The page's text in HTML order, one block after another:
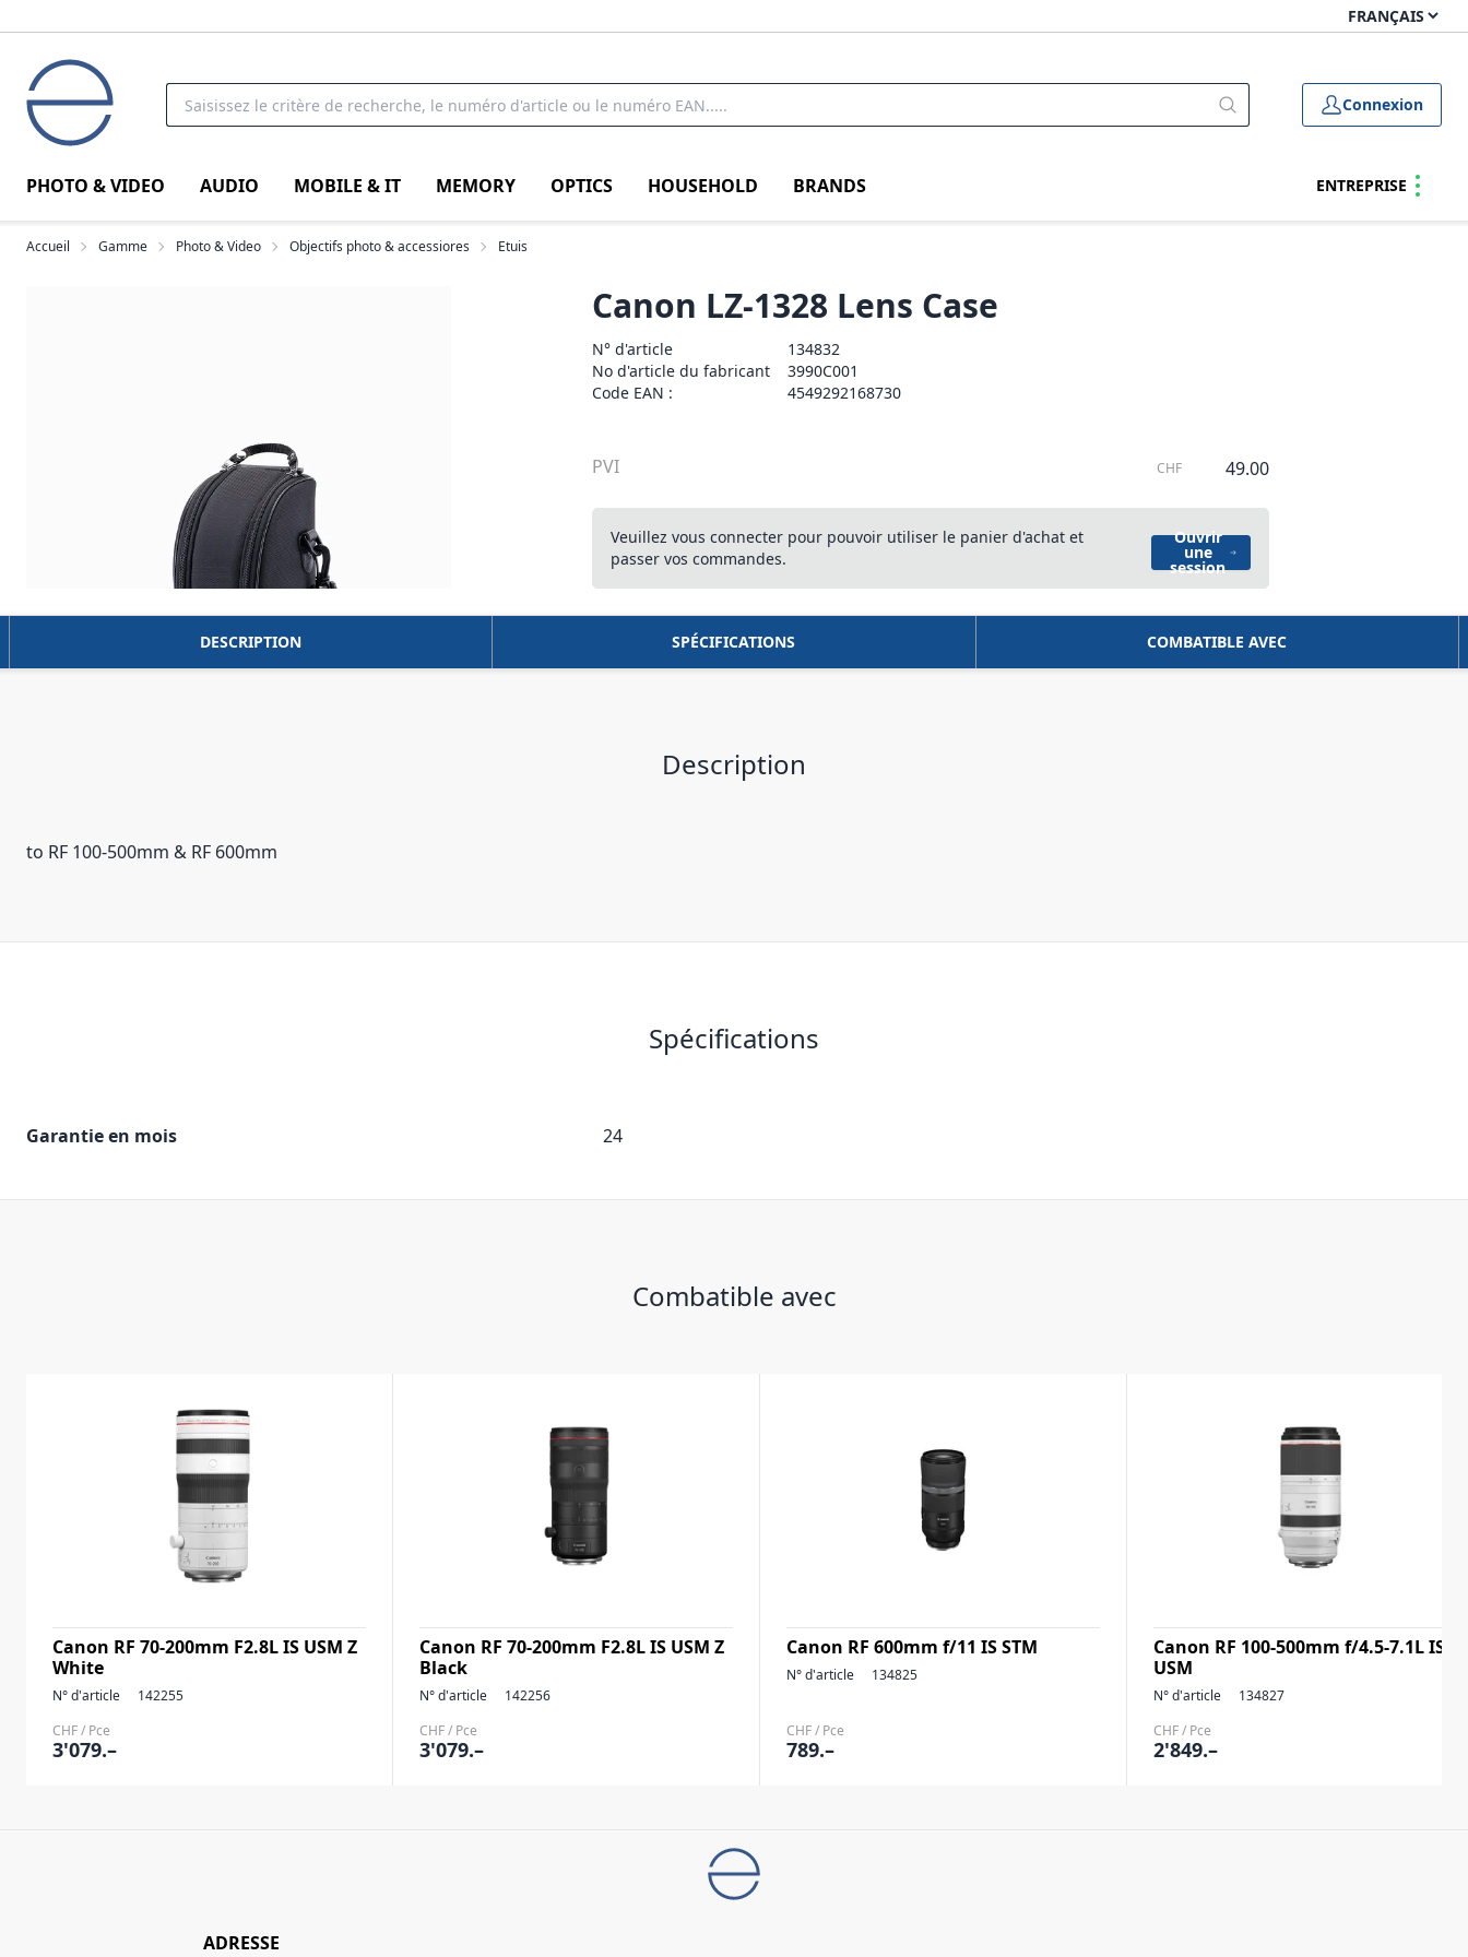
Connexion
PHOTO & VIDEO AUDIO MOBILE & IT MEMORY OPTICS HOUSEHOLD BRANDS ENTREPRISE
Accueil Gamme Photo & Video Objectifs photo & accessiores Etuis
Canon LZ-1328 Lens Case
N° d'article
134832
No d'article du fabricant
3990C001
Code EAN :
4549292168730
PVI CHF 49.00
Veuillez vous connecter pour pouvoir utiliser le panier d'achat et
passer vos commandes.
Ouvrir
une
session
DESCRIPTION SPÉCIFICATIONS COMBATIBLE AVEC
Description
to RF 100-500mm & RF 600mm
Spécifications
Garantie en mois 24
Combatible avec
Canon RF 70-200mm F2.8L IS USM Z
White
N° d'article
142255
CHF / Pce
3'079.–
Canon RF 70-200mm F2.8L IS USM Z
Black
N° d'article
142256
CHF / Pce
3'079.–
Canon RF 600mm f/11 IS STM
N° d'article 134825
CHF / Pce
789.–
Canon RF 100-500mm f/4.5-7.1L IS
USM
N° d'article
134827
CHF / Pce
2'849.–
ADRESSE